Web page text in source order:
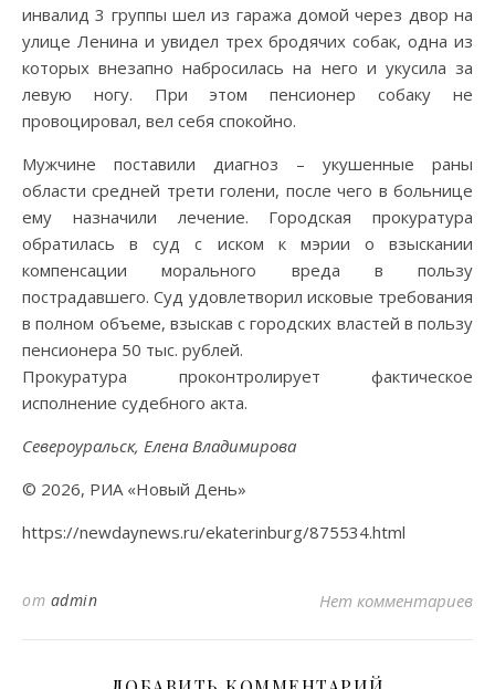
инвалид 3 группы шел из гаража домой через двор на
улице Ленина и увидел трех бродячих собак, одна из
которых внезапно набросилась на него и укусила за
левую ногу. При этом пенсионер собаку не
провоцировал, вел себя спокойно.
Мужчине поставили диагноз – укушенные раны
области средней трети голени, после чего в больнице
ему назначили лечение. Городская прокуратура
обратилась в суд с иском к мэрии о взыскании
компенсации морального вреда в пользу
пострадавшего. Суд удовлетворил исковые требования
в полном объеме, взыскав с городских властей в пользу
пенсионера 50 тыс. рублей.
Прокуратура проконтролирует фактическое
исполнение судебного акта.
Североуральск, Елена Владимирова
© 2026, РИА «Новый День»
https://newdaynews.ru/ekaterinburg/875534.html
от admin Нет комментариев